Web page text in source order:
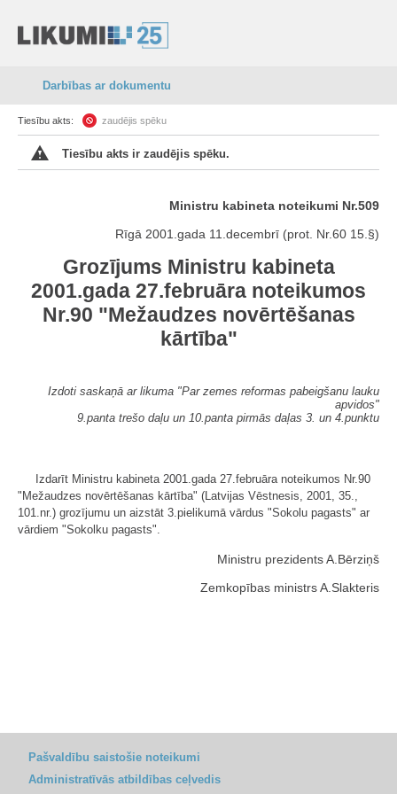
Darbības ar dokumentu
Tiesību akts: zaudējis spēku
Tiesību akts ir zaudējis spēku.
Ministru kabineta noteikumi Nr.509
Rīgā 2001.gada 11.decembrī (prot. Nr.60 15.§)
Grozījums Ministru kabineta
2001.gada 27.februāra noteikumos
Nr.90 "Mežaudzes novērtēšanas
kārtība"
Izdoti saskaņā ar likuma "Par zemes reformas pabeigšanu lauku
apvidos"
9.panta trešo daļu un 10.panta pirmās daļas 3. un 4.punktu
Izdarīt Ministru kabineta 2001.gada 27.februāra noteikumos Nr.90
"Mežaudzes novērtēšanas kārtība" (Latvijas Vēstnesis, 2001, 35.,
101.nr.) grozījumu un aizstāt 3.pielikumā vārdus "Sokolu pagasts" ar
vārdiem "Sokolku pagasts".
Ministru prezidents A.Bērziņš
Zemkopības ministrs A.Slakteris
Pašvaldību saistošie noteikumi
Administratīvās atbildības ceļvedis